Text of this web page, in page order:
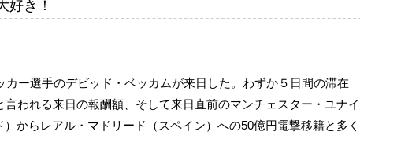
き！
ー選手のデビッド・ベッカムが来日した。わずか５日間の滞在
言われる来日の報酬額、そして来日直前のマンチェスター・ユナイ
からレアル・マドリード（スペイン）への50億円電撃移籍と多く